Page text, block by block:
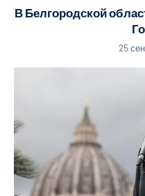
В Белгородской
25